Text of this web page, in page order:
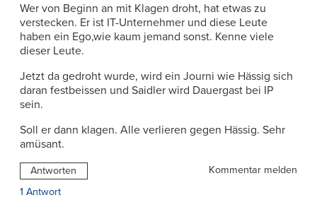
Wer von Beginn an mit Klagen droht, hat etwas zu
verstecken. Er ist IT-Unternehmer und diese Leute
haben ein Ego,wie kaum jemand sonst. Kenne viele
dieser Leute.
Jetzt da gedroht wurde, wird ein Journi wie Hässig sich
daran festbeissen und Saidler wird Dauergast bei IP
sein.
Soll er dann klagen. Alle verlieren gegen Hässig. Sehr
amüsant.
Antworten
Kommentar melden
1 Antwort